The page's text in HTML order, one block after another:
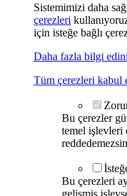
Sistemimizi daha
çerezleri
için isteğe bağlı
Daha fazla bilgi
Tüm çerezleri kabul
Bu çerezler
temel işlevleri
Bu çerezleri
gelişmiş